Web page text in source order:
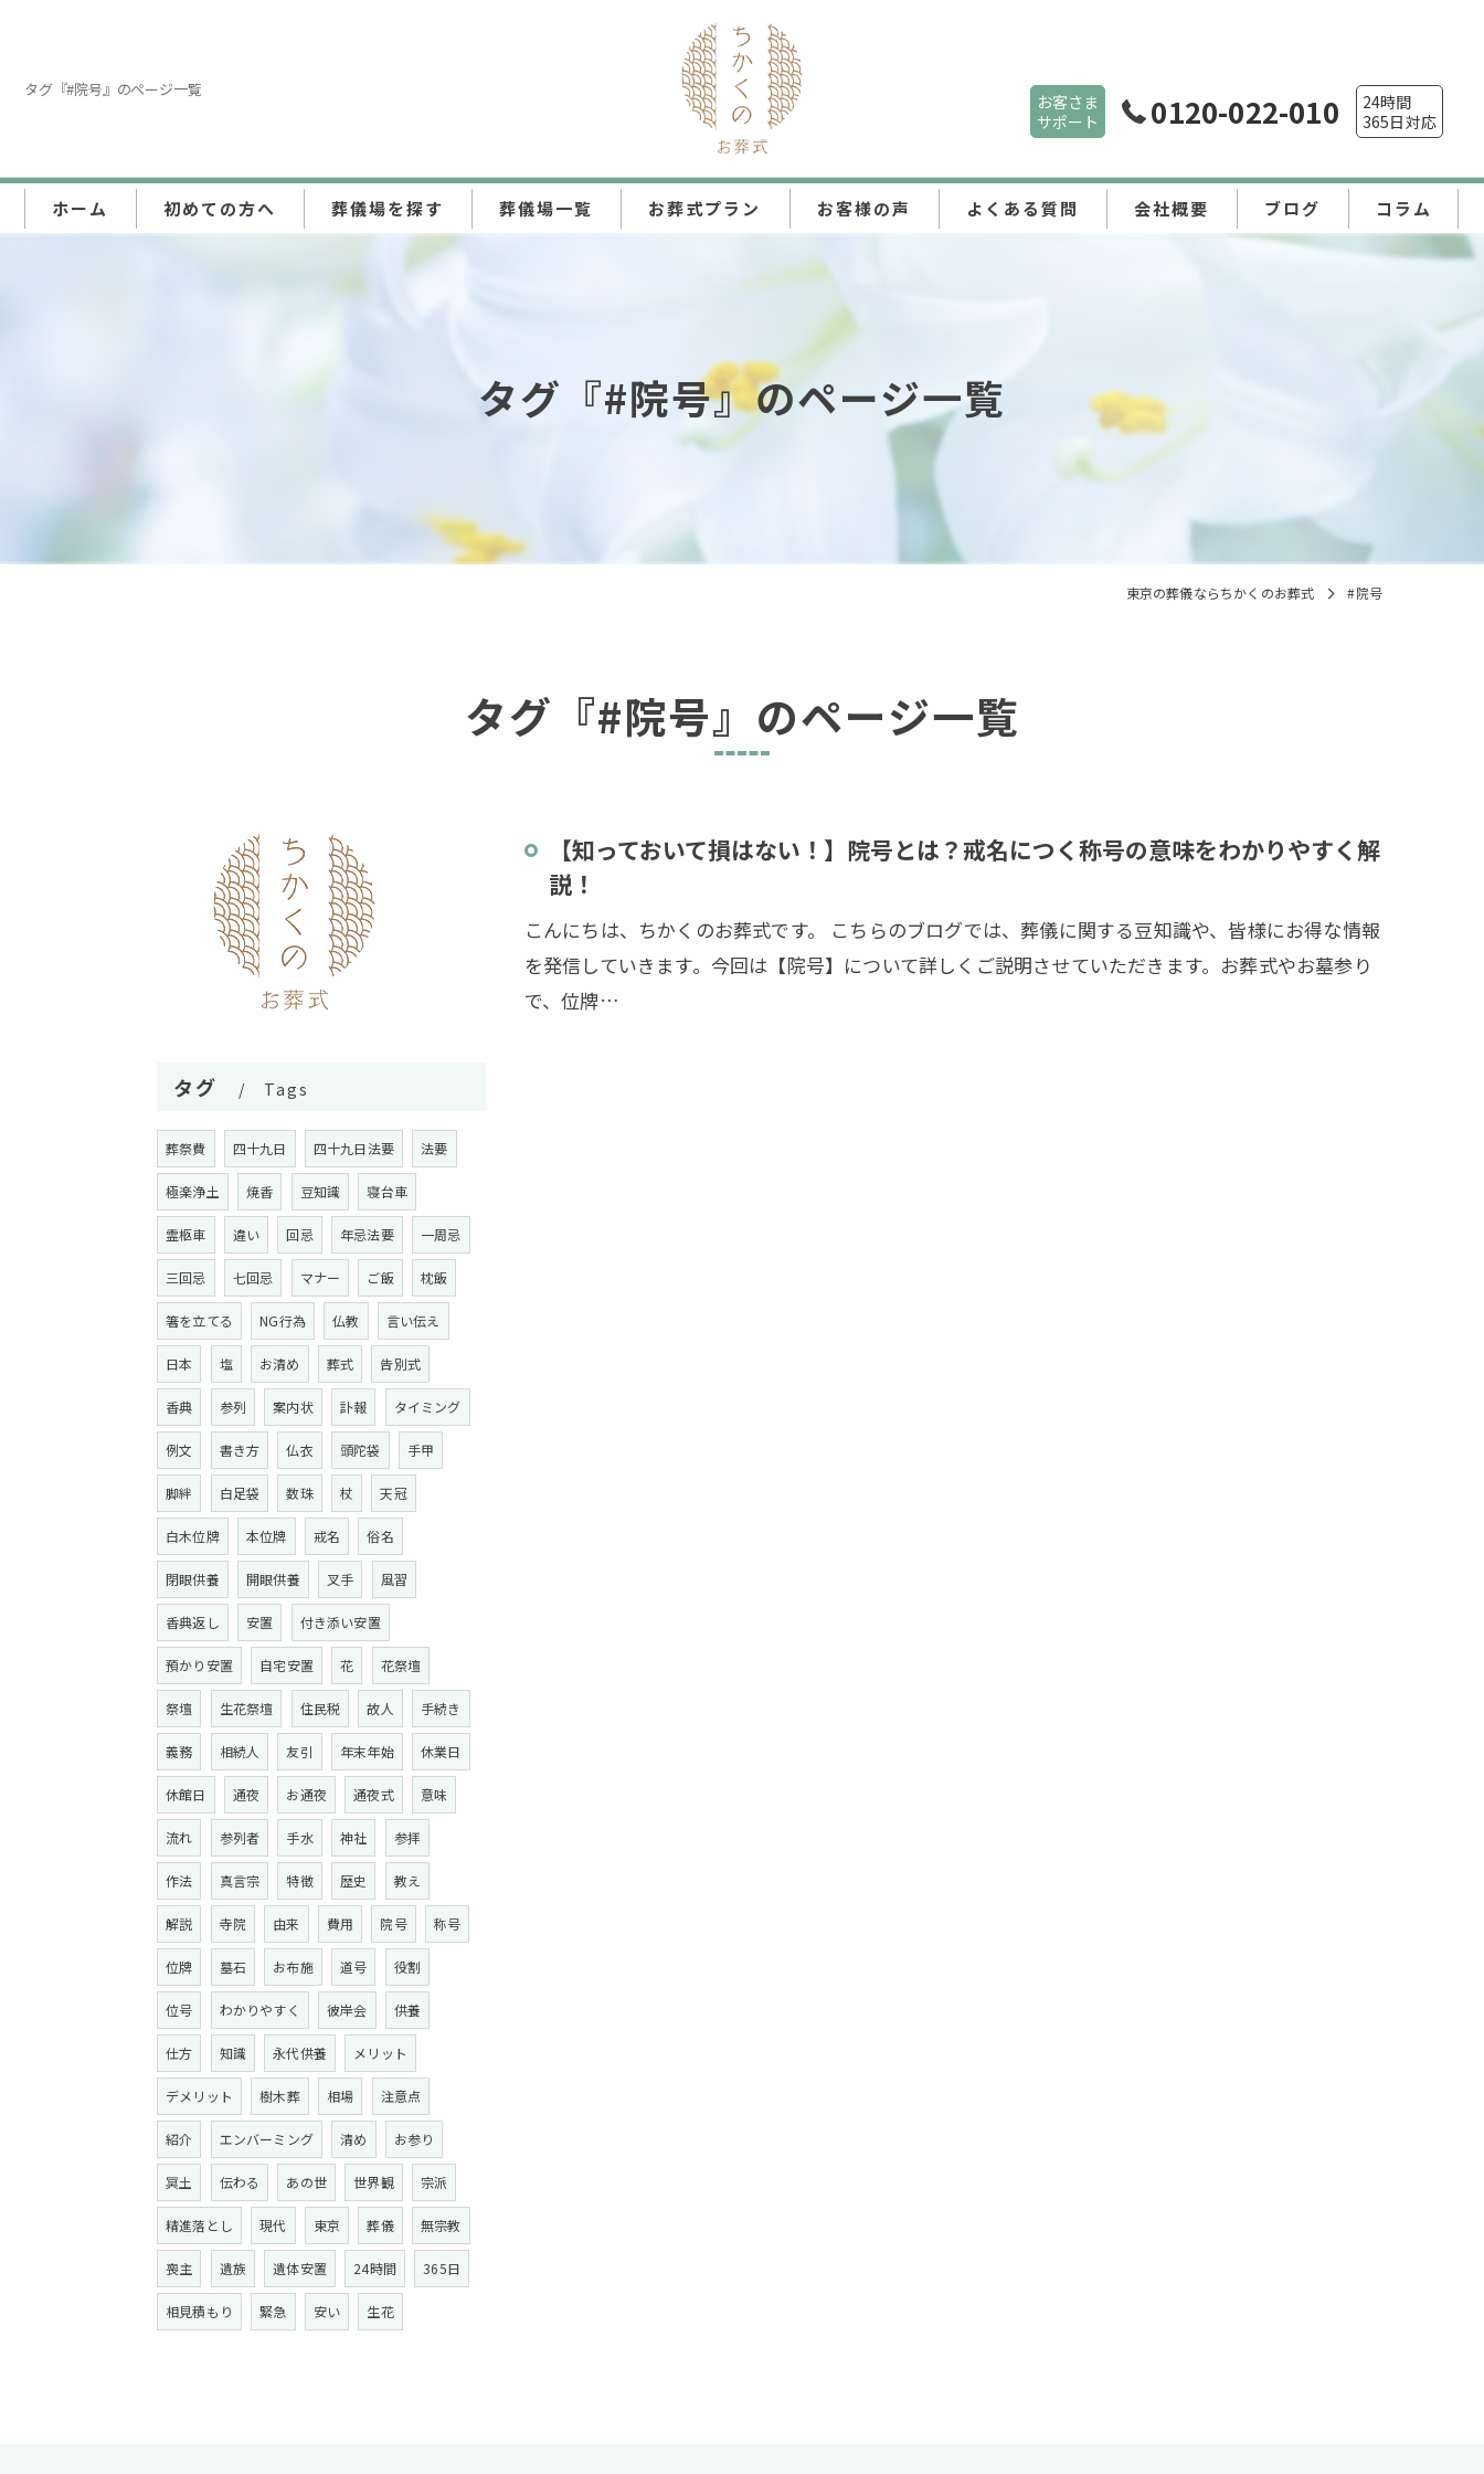
タグ『#院号』のページ一覧
お客さま
サポート
0120-022-010
24時間
365日対応
ホーム 初めての方へ 葬儀場を探す 葬儀場一覧 お葬式プラン
ちかくの一日葬
ちかくの家族葬
お客様の声 よくある質問 会社概要 ブログ コラム
タグ『#院号』のページ一覧
東京の葬儀ならちかくのお葬式 #院号
タグ『#院号』のページ一覧
【知っておいて損はない！】院号とは？戒名につく称号の意味をわかりやすく解
説！
こんにちは、ちかくのお葬式です。 こちらのブログでは、葬儀に関する豆知識や、皆様にお得な情報
を発信していきます。今回は【院号】について詳しくご説明させていただきます。お葬式やお墓参り
で、位牌…
タグ Tags
葬祭費 四十九日 四十九日法要 法要
極楽浄土 焼香 豆知識 寝台車
霊柩車 違い 回忌 年忌法要 一周忌
三回忌 七回忌 マナー ご飯 枕飯
箸を立てる NG行為 仏教 言い伝え
日本 塩 お清め 葬式 告別式
香典 参列 案内状 訃報 タイミング
例文 書き方 仏衣 頭陀袋 手甲
脚絆 白足袋 数珠 杖 天冠
白木位牌 本位牌 戒名 俗名
閉眼供養 開眼供養 叉手 風習
香典返し 安置 付き添い安置
預かり安置 自宅安置 花 花祭壇
祭壇 生花祭壇 住民税 故人 手続き
義務 相続人 友引 年末年始 休業日
休館日 通夜 お通夜 通夜式 意味
流れ 参列者 手水 神社 参拝
作法 真言宗 特徴 歴史 教え
解説 寺院 由来 費用 院号 称号
位牌 墓石 お布施 道号 役割
位号 わかりやすく 彼岸会 供養
仕方 知識 永代供養 メリット
デメリット 樹木葬 相場 注意点
紹介 エンバーミング 清め お参り
冥土 伝わる あの世 世界観 宗派
精進落とし 現代 東京 葬儀 無宗教
喪主 遺族 遺体安置 24時間 365日
相見積もり 緊急 安い 生花